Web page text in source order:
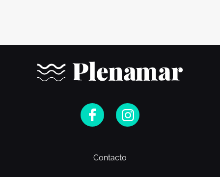
Contacto